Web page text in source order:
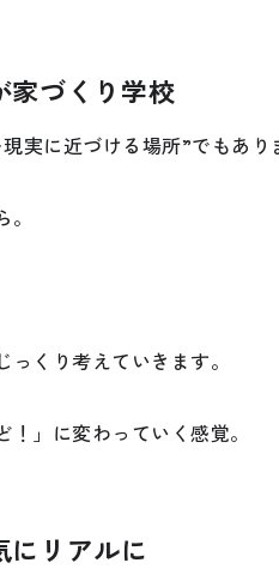
家づくり学校
実に近づける場所”でもあり
くり考えていきます。
」に変わっていく感覚。
にリアルに